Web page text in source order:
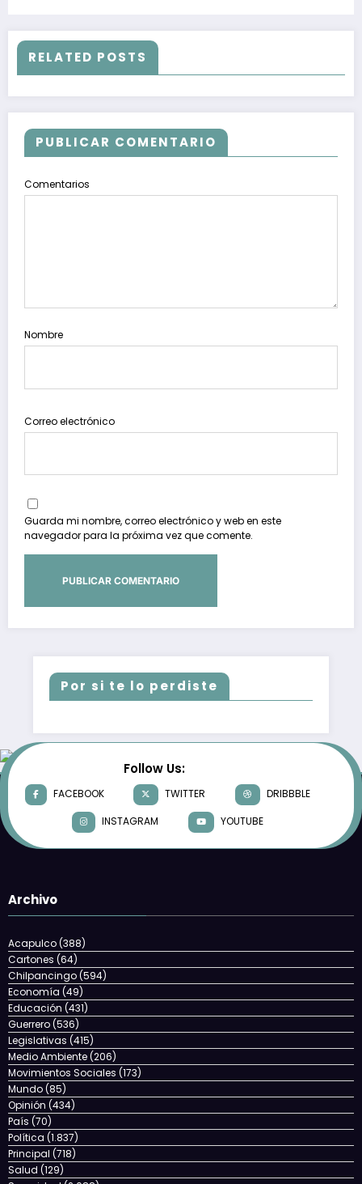
RELATED POSTS
PUBLICAR COMENTARIO
Comentarios
Nombre
Correo electrónico
Guarda mi nombre, correo electrónico y web en este
navegador para la próxima vez que comente.
Por si te lo perdiste
Follow Us:
FACEBOOK TWITTER
DRIBBBLE
INSTAGRAM
YOUTUBE
Archivo
Acapulco(388)
Cartones (64)
Chilpancingo(594)
Economía (49)
Educación (431)
Guerrero(536)
Legislativas (415)
Medio Ambiente(206)
Movimientos Sociales (173)
Mundo(85)
Opinión (434)
País (70)
Política (1.837)
Principal (718)
Salud (129)